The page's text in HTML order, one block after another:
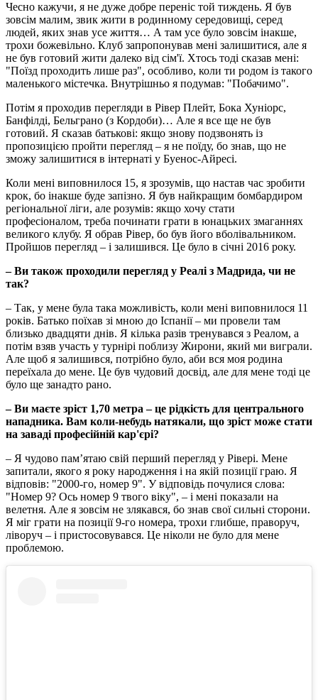
Чесно кажучи, я не дуже добре переніс той тиждень. Я був
зовсім малим, звик жити в родинному середовищі, серед
людей, яких знав усе життя… А там усе було зовсім інакше,
трохи божевільно. Клуб запропонував мені залишитися, але я
не був готовий жити далеко від сім'ї. Хтось тоді сказав мені:
"Поїзд проходить лише раз", особливо, коли ти родом із такого
маленького містечка. Внутрішньо я подумав: "Побачимо".
Потім я проходив перегляди в Рівер Плейт, Бока Хуніорс,
Банфілді, Бельграно (з Кордоби)… Але я все ще не був
готовий. Я сказав батькові: якщо знову подзвонять із
пропозицією пройти перегляд – я не поїду, бо знав, що не
зможу залишитися в інтернаті у Буенос-Айресі.
Коли мені виповнилося 15, я зрозумів, що настав час зробити
крок, бо інакше буде запізно. Я був найкращим бомбардиром
регіональної ліги, але розумів: якщо хочу стати
професіоналом, треба починати грати в юнацьких змаганнях
великого клубу. Я обрав Рівер, бо був його вболівальником.
Пройшов перегляд – і залишився. Це було в січні 2016 року.
– Ви також проходили перегляд у Реалі з Мадрида, чи не
так?
– Так, у мене була така можливість, коли мені виповнилося 11
років. Батько поїхав зі мною до Іспанії – ми провели там
близько двадцяти днів. Я кілька разів тренувався з Реалом, а
потім взяв участь у турнірі поблизу Жирони, який ми виграли.
Але щоб я залишився, потрібно було, аби вся моя родина
переїхала до мене. Це був чудовий досвід, але для мене тоді це
було ще занадто рано.
– Ви маєте зріст 1,70 метра – це рідкість для центрального
нападника. Вам коли-небудь натякали, що зріст може стати
на заваді професійній кар'єрі?
– Я чудово пам’ятаю свій перший перегляд у Рівері. Мене
запитали, якого я року народження і на якій позиції граю. Я
відповів: "2000-го, номер 9". У відповідь почулися слова:
"Номер 9? Ось номер 9 твого віку", – і мені показали на
велетня. Але я зовсім не злякався, бо знав свої сильні сторони.
Я міг грати на позиції 9-го номера, трохи глибше, праворуч,
ліворуч – і пристосовувався. Це ніколи не було для мене
проблемою.